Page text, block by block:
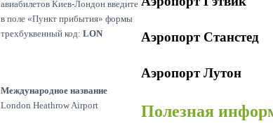
авиабилетов Киев-Лондон введите
в поле «Пункт прибытия» формы
трехбуквенный код: LON
Международное название
London Heathrow Airport
Аэропорт Станстед
Аэропорт Лутон
Полезная